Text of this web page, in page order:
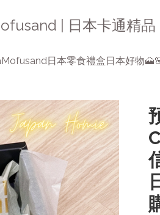
| 日本卡通精品
Mofusand日本零食禮盒日本好物